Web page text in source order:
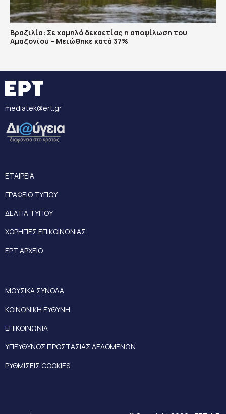
Βραζιλία: Σε χαμηλό δεκαετίας η αποψίλωση του
Αμαζονίου – Μειώθηκε κατά 37%
mediatek@ert.gr
ΕΤΑΙΡΕΙΑ
ΓΡΑΦΕΙΟ ΤΥΠΟΥ
ΔΕΛΤΙΑ ΤΥΠΟΥ
ΧΟΡΗΓΙΕΣ ΕΠΙΚΟΙΝΩΝΙΑΣ
ΕΡΤ ΑΡΧΕΙΟ
ΜΟΥΣΙΚΑ ΣΥΝΟΛΑ
ΚΟΙΝΩΝΙΚΗ ΕΥΘΥΝΗ
ΕΠΙΚΟΙΝΩΝΙΑ
ΥΠΕΥΘΥΝΟΣ ΠΡΟΣΤΑΣΙΑΣ ΔΕΔΟΜΕΝΩΝ
ΡΥΘΜΙΣΕΙΣ COOKIES